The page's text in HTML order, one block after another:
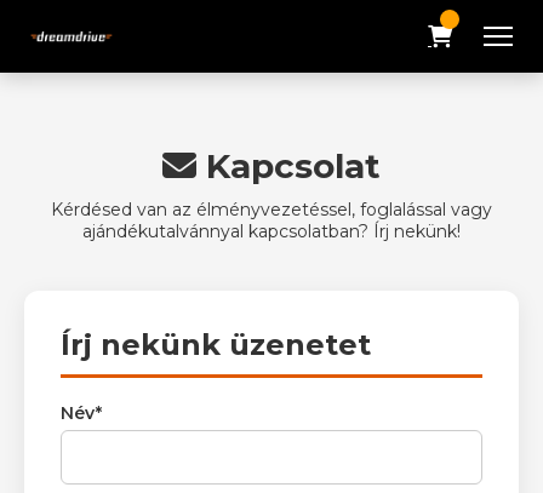
Kapcsolat
Kérdésed van az élményvezetéssel, foglalással vagy
ajándékutalvánnyal kapcsolatban? Írj nekünk!
Írj nekünk üzenetet
Név*